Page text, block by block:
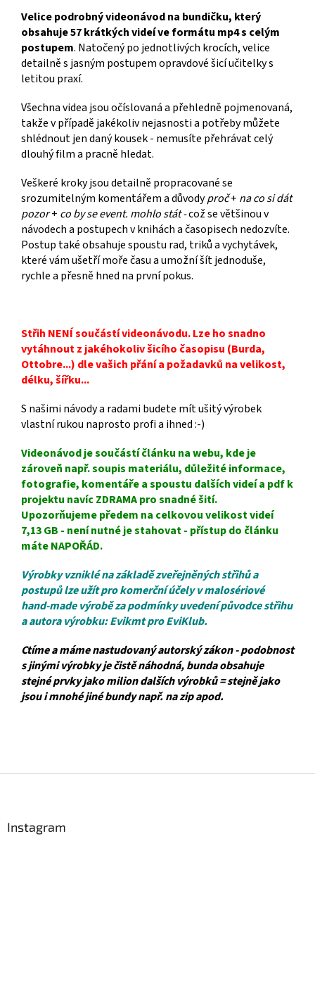
Velice podrobný videonávod na bundičku, který
obsahuje 57 krátkých videí ve formátu mp4 s celým
postupem. Natočený po jednotlivých krocích, velice
detailně s jasným postupem opravdové šicí učitelky s
letitou praxí.
Všechna videa jsou očíslovaná a přehledně pojmenovaná,
takže v případě jakékoliv nejasnosti a potřeby můžete
shlédnout jen daný kousek - nemusíte přehrávat celý
dlouhý film a pracně hledat.
Veškeré kroky jsou detailně propracované se
srozumitelným komentářem a důvodyproč+ na co si dát
pozor+ co by se event. mohlo stát -což se většinou v
návodech a postupech v knihách a časopisech nedozvíte.
Postup také obsahuje spoustu rad, triků a vychytávek,
které vám ušetří moře času a umožní šít jednoduše,
rychle a přesně hned na první pokus.
Střih NENÍ součástí videonávodu. Lze ho snadno
vytáhnout z jakéhokoliv šicího časopisu (Burda,
Ottobre...) dle vašich přání a požadavků na velikost,
délku, šířku...
S našimi návody a radami budete mít ušitý výrobek
vlastní rukou naprosto profi a ihned :-)
Videonávod je součástí článku na webu, kde je
zároveň např. soupis materiálu, důležité informace,
fotografie, komentáře a spoustu dalších videí a pdf k
projektu navíc ZDRAMA pro snadné šití.
Upozorňujeme předem na celkovou velikost videí
7,13 GB - není nutné je stahovat - přístup do článku
máte NAPOŘÁD.
Výrobky vzniklé na základě zveřejněných střihů a
postupů lze užít pro komerční účely v malosériové
hand-made výrobě za podmínky uvedení původce střihu
a autora výrobku: Evikmt pro EviKlub.
Ctíme a máme nastudovaný autorský zákon - podobnost
s jinými výrobky je čistě náhodná, bunda obsahuje
stejné prvky jako milion dalších výrobků = stejně jako
jsou i mnohé jiné bundy např. na zip apod.
Instagram